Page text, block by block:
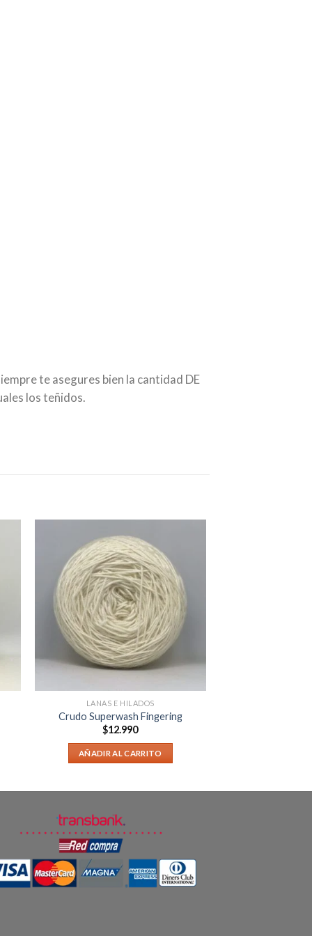
te asegures bien la cantidad DE
los teñidos.
LANAS E HILADOS
Crudo Superwash Fingering
$12.990
AÑADIR AL CARRITO